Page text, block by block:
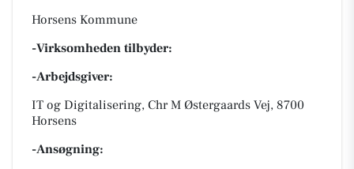
Horsens Kommune
-Virksomheden tilbyder:
-Arbejdsgiver:
IT og Digitalisering, Chr M Østergaards Vej, 8700
Horsens
-Ansøgning: